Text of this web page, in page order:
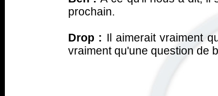
prochain.
Drop : Il aimerait vraiment
vraiment qu'une question de